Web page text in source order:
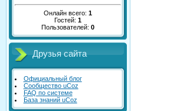
Онлайн всего: 1
Гостей: 1
Пользователей: 0
Друзья сайта
Официальный блог
Сообщество uCoz
FAQ по системе
База знаний uCoz